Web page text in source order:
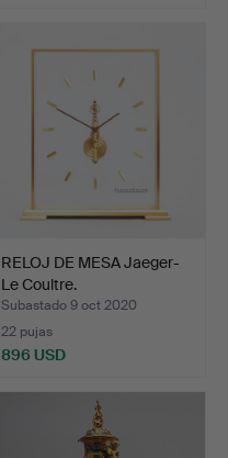
RELOJ DE MESA Jaeger-
Le Coultre.
Subastado 9 oct 2020
22 pujas
896 USD